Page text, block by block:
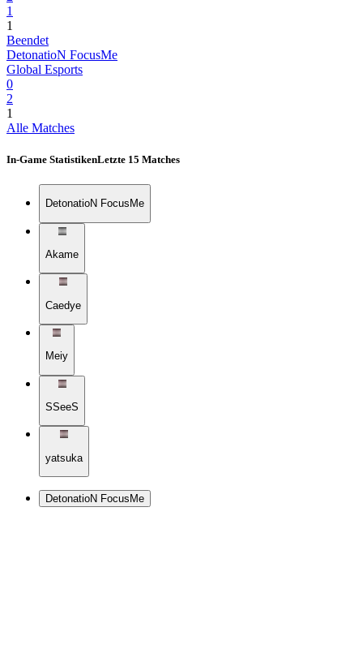
1
1
Beendet
DetonatioN FocusMe
Global Esports
0
2
1
Alle Matches
In-Game StatistikenLetzte 15 Matches
DetonatioN FocusMe
Akame
Caedye
Meiy
SSeeS
yatsuka
DetonatioN FocusMe